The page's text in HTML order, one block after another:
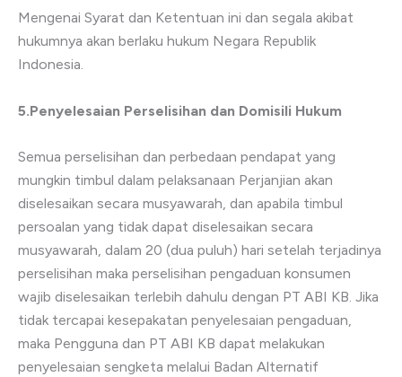
Mengenai Syarat dan Ketentuan ini dan segala akibat
hukumnya akan berlaku hukum Negara Republik
Indonesia.
5.Penyelesaian Perselisihan dan Domisili Hukum
Semua perselisihan dan perbedaan pendapat yang
mungkin timbul dalam pelaksanaan Perjanjian akan
diselesaikan secara musyawarah, dan apabila timbul
persoalan yang tidak dapat diselesaikan secara
musyawarah, dalam 20 (dua puluh) hari setelah terjadinya
perselisihan maka perselisihan pengaduan konsumen
wajib diselesaikan terlebih dahulu dengan PT ABI KB. Jika
tidak tercapai kesepakatan penyelesaian pengaduan,
maka Pengguna dan PT ABI KB dapat melakukan
penyelesaian sengketa melalui Badan Alternatif